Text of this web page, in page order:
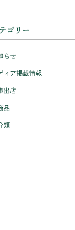
ゴリー
らせ
ィア掲載情報
出店
品
類